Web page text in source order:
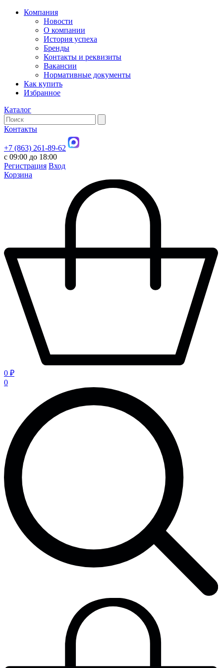
Компания
Новости
О компании
История успеха
Бренды
Контакты и реквизиты
Вакансии
Нормативные документы
Как купить
Избранное
Каталог
Контакты
+7 (863) 261-89-62
с 09:00 до 18:00
Регистрация Вход
Корзина
0 ₽
0